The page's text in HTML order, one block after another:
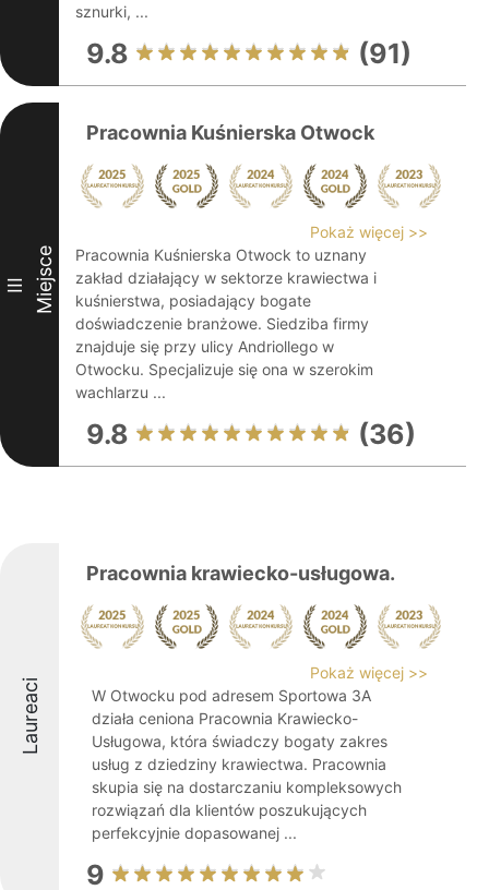
sznurki, ...
9.8 (91)
III Miejsce
Pracownia Kuśnierska Otwock
Pokaż więcej >>
Pracownia Kuśnierska Otwock to uznany
zakład działający w sektorze krawiectwa i
kuśnierstwa, posiadający bogate
doświadczenie branżowe. Siedziba firmy
znajduje się przy ulicy Andriollego w
Otwocku. Specjalizuje się ona w szerokim
wachlarzu ...
9.8 (36)
Laureaci
Pracownia krawiecko-usługowa.
Pokaż więcej >>
W Otwocku pod adresem Sportowa 3A
działa ceniona Pracownia Krawiecko-
Usługowa, która świadczy bogaty zakres
usług z dziedziny krawiectwa. Pracownia
skupia się na dostarczaniu kompleksowych
rozwiązań dla klientów poszukujących
perfekcyjnie dopasowanej ...
9